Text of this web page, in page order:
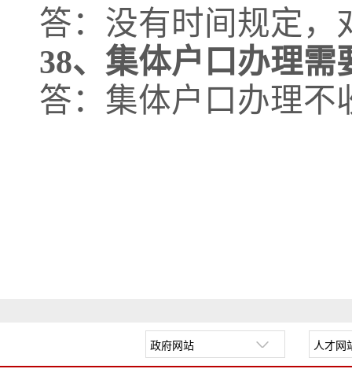
答：没有时间规定，
38、 集体户口办理需
答：集体户口办理不